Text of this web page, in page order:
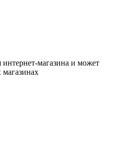
интернет-магазина и может
магазинах